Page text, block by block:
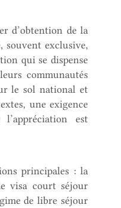
d’obtention de la
souvent exclusive,
qui se dispense
communautés
le sol national et
une exigence
est
principales : la
visa court séjour
de libre séjour